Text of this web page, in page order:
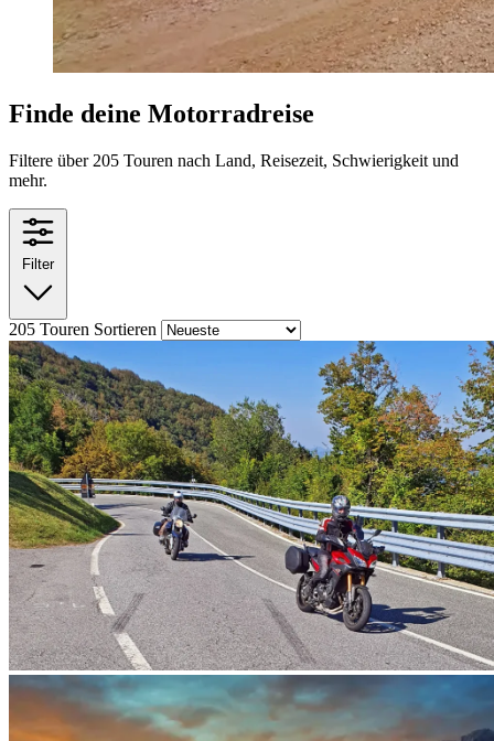
Finde deine Motorradreise
Filtere über 205 Touren nach Land, Reisezeit, Schwierigkeit und
mehr.
Filter
205 Touren Sortieren